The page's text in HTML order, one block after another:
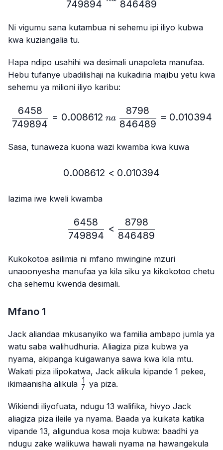
749894
846489
Ni vigumu sana kutambua ni sehemu ipi iliyo kubwa
kwa kuziangalia tu.
Hapa ndipo usahihi wa desimali unapoleta manufaa.
Hebu tufanye ubadilishaji na kukadiria majibu yetu kwa
sehemu ya milioni iliyo karibu:
749894
6458
= 0.008612 na 846489
8798
= 0.010394
Sasa, tunaweza kuona wazi kwamba kwa kuwa
0.008612 < 0.010394
0.008612 < 0.010394
lazima iwe kweli kwamba
\frac{6458}{749894} <
749894
6458
<
846489
8798
Kukokotoa asilimia ni mfano mwingine mzuri
unaoonyesha manufaa ya kila siku ya kikokotoo chetu
cha sehemu kwenda desimali.
Mfano 1
Jack aliandaa mkusanyiko wa familia ambapo jumla ya
watu saba walihudhuria. Aliagiza piza kubwa ya
nyama, akipanga kuigawanya sawa kwa kila mtu.
Wakati piza ilipokatwa, Jack alikula kipande 1 pekee,
ikimaanisha alikula \frac{1}
7
1 ya piza.
Wikiendi iliyofuata, ndugu 13 walifika, hivyo Jack
aliagiza piza ileile ya nyama. Baada ya kuikata katika
vipande 13, aligundua kosa moja kubwa: baadhi ya
ndugu zake walikuwa hawali nyama na hawangekula